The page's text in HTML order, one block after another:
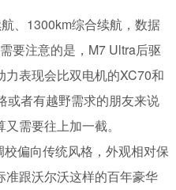
、1300km综合续航，数据
要注意的是，M7 Ultra后驱
表现会比双电机的XC70和
或者有越野需求的朋友来说
需要往上加一截。
偏向传统风格，外观相对保
跟沃尔沃这样的百年豪华